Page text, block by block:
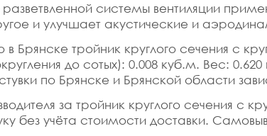
системы вентиляции
и улучшает акустические и
в Брянске тройник круглого сечения с
до сотых): 0.008 куб.м. Вес:
по Брянске и Брянской области
за тройник круглого сечения с
без учёта стоимости доставки.